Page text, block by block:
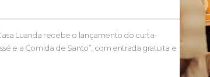
Luanda recebe o lançamento do curta-
e a Comida de Santo”, com entrada gratuita e